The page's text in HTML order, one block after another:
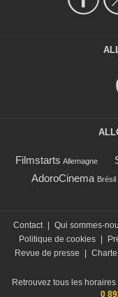
Filmstarts Allemagne
AdoroCinema Brésil
Contact Qui sommes-
Politique de cookies
Revue de presse
Retrouvez tous les
0